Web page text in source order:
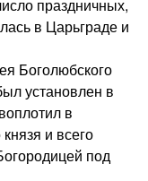
праздничных,
в Царьграде и
Боголюбского
установлен в
в
и всего
под